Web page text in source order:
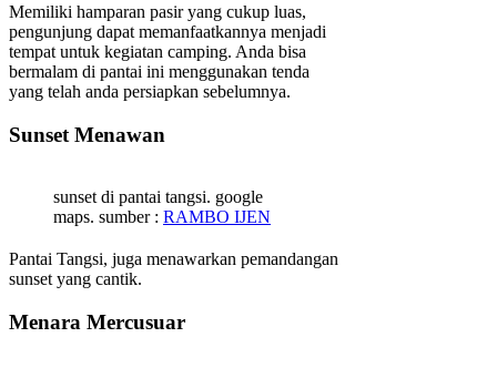
Memiliki hamparan pasir yang cukup luas,
pengunjung dapat memanfaatkannya menjadi
tempat untuk kegiatan camping. Anda bisa
bermalam di pantai ini menggunakan tenda
yang telah anda persiapkan sebelumnya.
Sunset Menawan
sunset di pantai tangsi. google
maps. sumber : RAMBO IJEN
Pantai Tangsi, juga menawarkan pemandangan
sunset yang cantik.
Menara Mercusuar